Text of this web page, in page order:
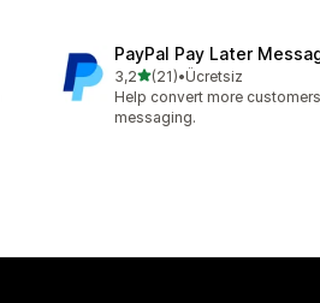
PayPal Pay Later
3,25 yıldız üzerinden
(21)
toplam 21 değerlendirme
•Ücretsiz
Help convert more
messaging.